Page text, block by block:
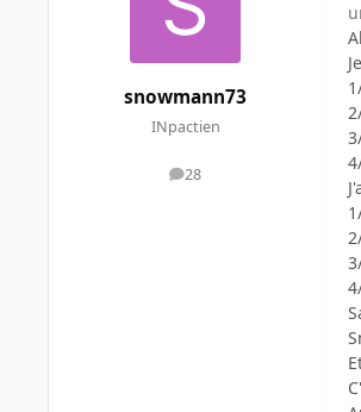
snowmann73
INpactien
28
messages